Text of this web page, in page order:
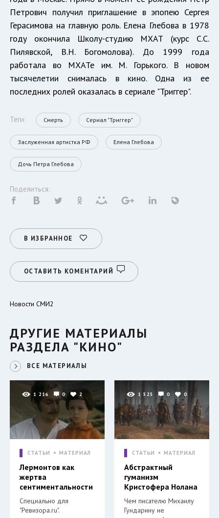
Петрович получил приглашение в эпопею Сергея
Герасимова на главную роль. Елена Глебова в 1978
году окончила Школу-студию МХАТ (курс С.С.
Пилявской, В.Н. Богомолова). До 1999 года
работала во МХАТе им. М. Горького. В новом
тысячелетии снималась в кино. Одна из ее
последних ролей оказалась в сериале "Триггер".
Теги: Смерть Сериал "Триггер"
Заслуженная артистка РФ Елена Глебова
Дочь Петра Глебова
Поделиться:
В ИЗБРАННОЕ
ОСТАВИТЬ КОМЕНТАРИЙ
Новости СМИ2
ДРУГИЕ МАТЕРИАЛЫ
РАЗДЕЛА "КИНО"
ВСЕ МАТЕРИАЛЫ
1 216 0 2
СТАТЬИ МАТЕРИАЛ
Лермонтов как
жертва
сентиментальности
Специально для
"Ревизора.ru".
1 525 0 0
СТАТЬИ МАТЕРИАЛ
Абстрактный
гуманизм
Кристофера Нолана
Чем писателю Михаилу
Гундарину не